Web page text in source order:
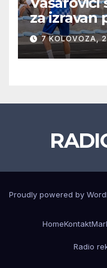
za izravan
prolazak
večeras
7 KOLOVOZA,
Proudly powered by
HomeKontakt
Radio